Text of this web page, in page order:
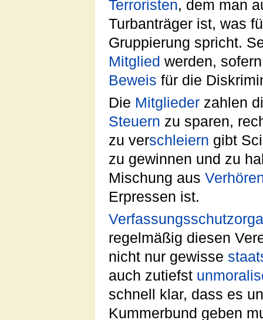
Terroristen, dem man
Turbanträger ist, was
Gruppierung spricht.
Mitglied werden,
Beweis für die
Die Mitglieder zahlen
Steuern zu sparen,
zu verschleiern gibt
zu gewinnen und zu
Mischung aus
Erpressen ist.
regelmäßig diesen
nicht nur gewisse
auch zutiefst
schnell klar, dass es
Kummerbund geben